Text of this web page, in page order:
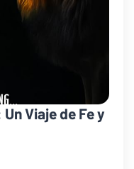
Viaje de Fe y